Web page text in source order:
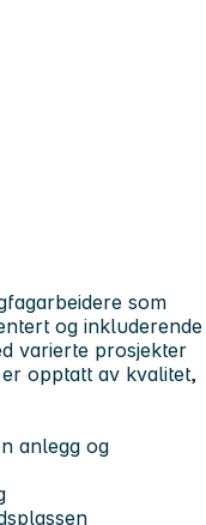
som
og inkluderende
varierte prosjekter
opptatt av kvalitet,
anlegg og